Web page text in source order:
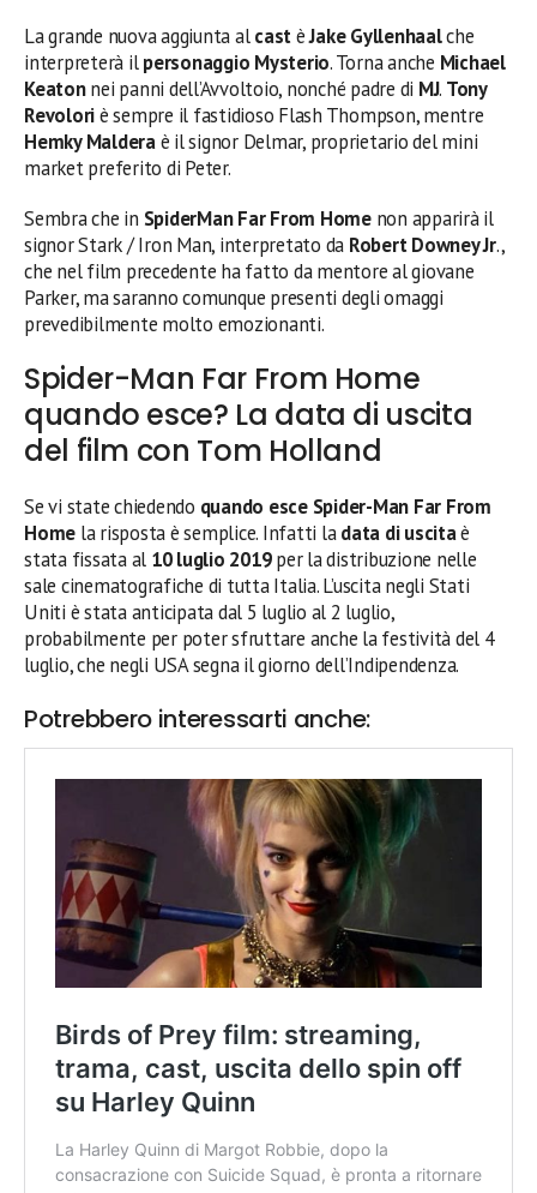
La grande nuova aggiunta alcastèJake Gyllenhaalche
interpreterà ilpersonaggio Mysterio. Torna anche Michael
Keatonnei panni dell’Avvoltoio, nonché padre di MJ. Tony
Revoloriè sempre il fastidioso Flash Thompson, mentre
Hemky Malderaè il signor Delmar, proprietario del mini
market preferito di Peter.
Sembra che in SpiderMan Far From Home non apparirà il
signor Stark / Iron Man, interpretato da Robert Downey Jr.,
che nel film precedente ha fatto da mentore al giovane
Parker, ma saranno comunque presenti degli omaggi
prevedibilmente molto emozionanti.
Spider-Man Far From Home
quando esce? La data di uscita
del film con Tom Holland
Se vi state chiedendo quando esce Spider-Man Far From
Home la risposta è semplice. Infatti ladata di uscitaè
stata fissata al 10 luglio 2019per la distribuzione nelle
sale cinematografiche di tutta Italia. L’uscita negli Stati
Uniti è stata anticipata dal 5 luglio al 2 luglio,
probabilmente per poter sfruttare anche la festività del 4
luglio, che negli USA segna il giorno dell’Indipendenza.
Potrebbero interessarti anche: